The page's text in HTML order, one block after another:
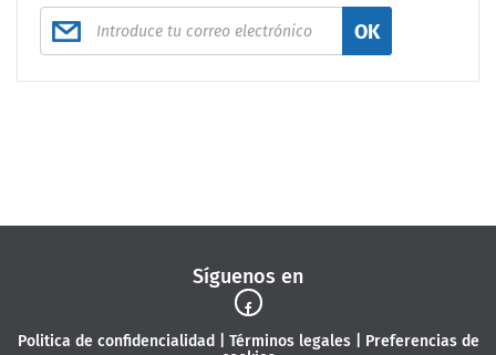
OK
Síguenos en
Politica de confidencialidad| Términos legales| Preferencias de